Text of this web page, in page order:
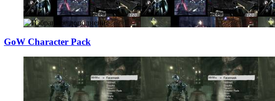
GoW Character Pa­ck